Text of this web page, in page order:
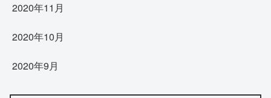
2020年11月
2020年10月
2020年9月